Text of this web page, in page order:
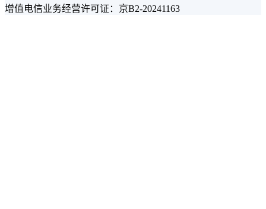
增值电信业务经营许可证：京B2-20241163